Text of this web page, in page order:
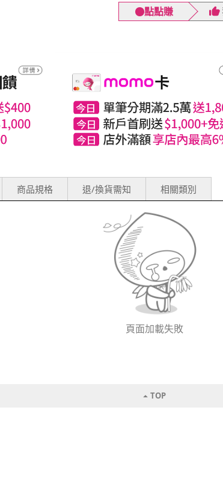
點點賺
商品規格 退/換貨需知 相關類別
頁面加載失敗
TOP